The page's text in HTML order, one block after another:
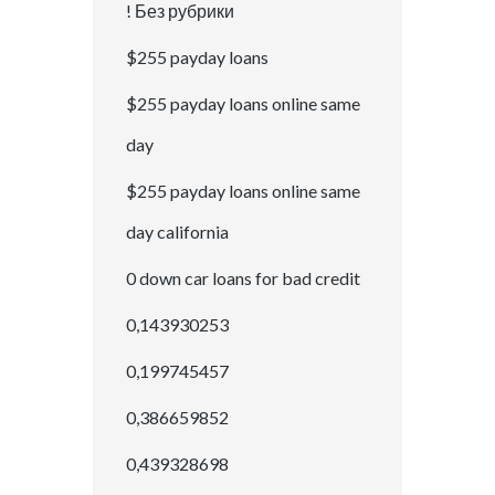
! Без рубрики
$255 payday loans
$255 payday loans online same
day
$255 payday loans online same
day california
0 down car loans for bad credit
0,143930253
0,199745457
0,386659852
0,439328698